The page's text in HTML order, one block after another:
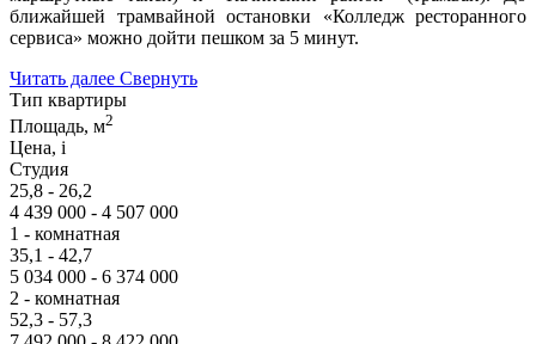
ближайшей трамвайной остановки «Колледж ресторанного
сервиса» можно дойти пешком за 5 минут.
Читать далее Свернуть
Тип квартиры
Площадь, м2
Цена, i
Студия
25,8 - 26,2
4 439 000 - 4 507 000
1 - комнатная
35,1 - 42,7
5 034 000 - 6 374 000
2 - комнатная
52,3 - 57,3